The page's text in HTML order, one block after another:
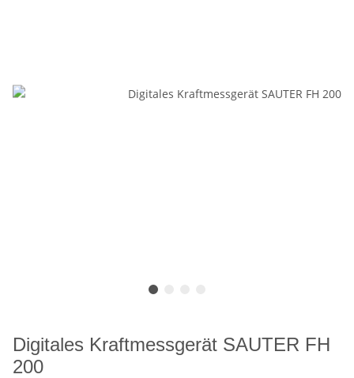
Digitales Kraftmessgerät SAUTER FH
200